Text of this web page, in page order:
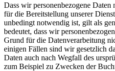
Dass wir personenbezogene Daten
für die Bereitstellung unserer
unbedingt notwendig ist, gilt als
bedeutet, dass wir
Grund für die Datenverarbeitung
einigen Fällen sind wir gesetzlich
Daten auch nach Wegfall des
zum Beispiel zu Zwecken der